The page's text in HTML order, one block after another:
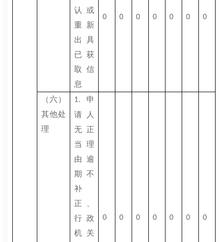
认或
重新
出具
已获
取信
息
0 0 0 0 0 0 0
（六）
其他处
理
1. 申
请人
无正
当理
由逾
期不
补
正、
行政
机关
0 0 0 0 0 0 0